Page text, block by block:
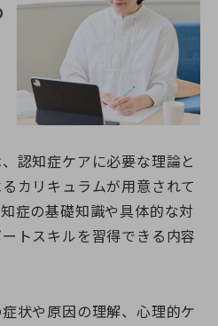
認知症ケアに必要な理論と
カリキュラムが用意されて
症の基礎知識や具体的な対
トスキルを習得できる内容
状や原因の理解、心理的ケ